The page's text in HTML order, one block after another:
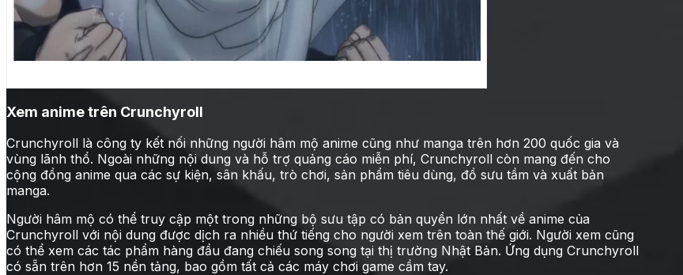
Xem anime trên Crunchyroll
Crunchyroll là công ty kết nối những người hâm mộ anime cũng như manga trên hơn 200 quốc gia và
vùng lãnh thổ. Ngoài những nội dung và hỗ trợ quảng cáo miễn phí, Crunchyroll còn mang đến cho
cộng đồng anime qua các sự kiện, sân khấu, trò chơi, sản phẩm tiêu dùng, đồ sưu tầm và xuất bản
manga.
Người hâm mộ có thể truy cập một trong những bộ sưu tập có bản quyền lớn nhất về anime của
Crunchyroll với nội dung được dịch ra nhiều thứ tiếng cho người xem trên toàn thế giới. Người xem cũng
có thể xem các tác phẩm hàng đầu đang chiếu song song tại thị trường Nhật Bản. Ứng dụng Crunchyroll
có sẵn trên hơn 15 nền tảng, bao gồm tất cả các máy chơi game cầm tay.